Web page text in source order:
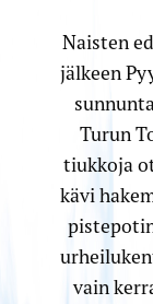
Naisten
jälkeen
Turun
tiukkoja
kävi
vain